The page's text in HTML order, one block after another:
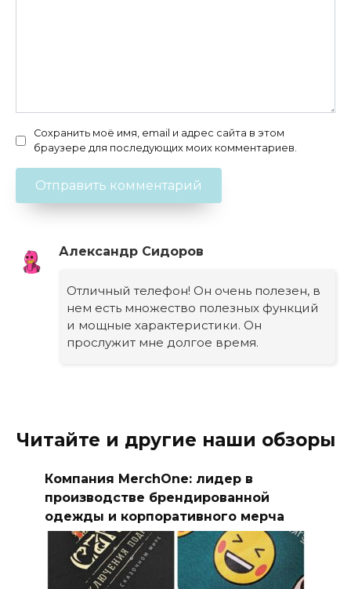
Сохранить моё имя, email и адрес сайта в этом
браузере для последующих моих комментариев.
Александр Сидоров
Отличный телефон! Он очень полезен, в
нем есть множество полезных функций
и мощные характеристики. Он
прослужит мне долгое время.
Читайте и другие наши обзоры
Компания MerchOne: лидер в
производстве брендированной
одежды и корпоративного мерча